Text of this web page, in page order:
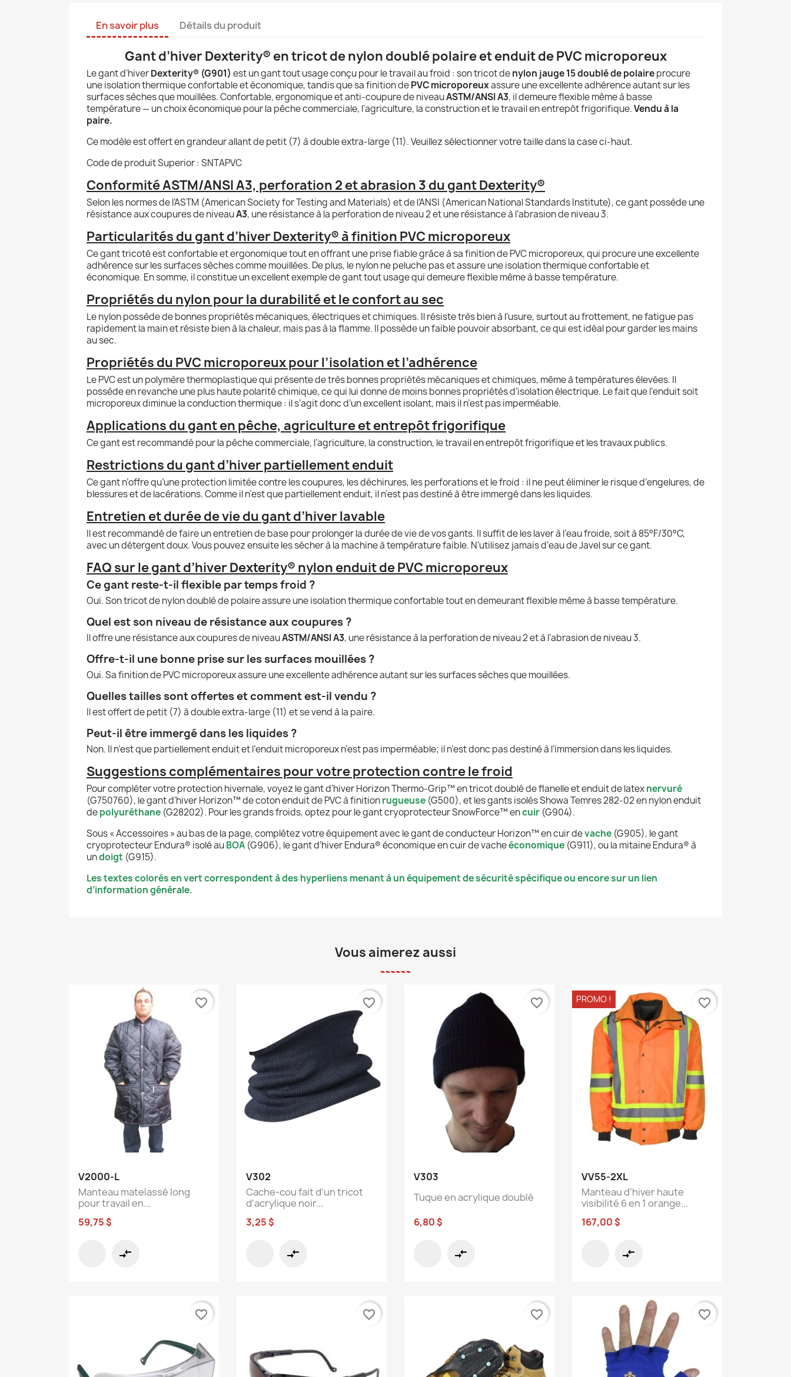
En savoir plus Détails du produit
Gant d’hiver Dexterity® en tricot de nylon doublé polaire et enduit de PVC microporeux
Le gant d’hiverDexterity® (G901) est un gant tout usage conçu pour le travail au froid : son tricot denylon jauge 15 doublé de polaireprocure
une isolation thermique confortable et économique, tandis que sa finition dePVC microporeuxassure une excellente adhérence autant sur les
surfaces sèches que mouillées. Confortable, ergonomique et anti-coupure de niveauASTM/ANSI A3, il demeure flexible même à basse
température — un choix économique pour la pêche commerciale, l’agriculture, la construction et le travail en entrepôt frigorifique.Vendu à la
paire.
Ce modèle est offert en grandeur allant de petit (7) à double extra-large (11). Veuillez sélectionner votre taille dans la case ci-haut.
Code de produit Superior : SNTAPVC
Conformité ASTM/ANSI A3, perforation 2 et abrasion 3 du gant Dexterity®
Selon les normes de l’ASTM (American Society for Testing and Materials) et de l’ANSI (American National Standards Institute), ce gant possède une
résistance aux coupures de niveauA3, une résistance à la perforation de niveau 2 et une résistance à l’abrasion de niveau 3.
Particularités du gant d’hiver Dexterity® à finition PVC microporeux
Ce gant tricoté est confortable et ergonomique tout en offrant une prise fiable grâce à sa finition de PVC microporeux, qui procure une excellente
adhérence sur les surfaces sèches comme mouillées. De plus, le nylon ne peluche pas et assure une isolation thermique confortable et
économique. En somme, il constitue un excellent exemple de gant tout usage qui demeure flexible même à basse température.
Propriétés du nylon pour la durabilité et le confort au sec
Le nylon possède de bonnes propriétés mécaniques, électriques et chimiques. Il résiste très bien à l’usure, surtout au frottement, ne fatigue pas
rapidement la main et résiste bien à la chaleur, mais pas à la flamme. Il possède un faible pouvoir absorbant, ce qui est idéal pour garder les mains
au sec.
Propriétés du PVC microporeux pour l’isolation et l’adhérence
Le PVC est un polymère thermoplastique qui présente de très bonnes propriétés mécaniques et chimiques, même à températures élevées. Il
possède en revanche une plus haute polarité chimique, ce qui lui donne de moins bonnes propriétés d’isolation électrique. Le fait que l’enduit soit
microporeux diminue la conduction thermique : il s’agit donc d’un excellent isolant, mais il n’est pas imperméable.
Applications du gant en pêche, agriculture et entrepôt frigorifique
Ce gant est recommandé pour la pêche commerciale, l’agriculture, la construction, le travail en entrepôt frigorifique et les travaux publics.
Restrictions du gant d’hiver partiellement enduit
Ce gant n’offre qu’une protection limitée contre les coupures, les déchirures, les perforations et le froid : il ne peut éliminer le risque d’engelures, de
blessures et de lacérations. Comme il n’est que partiellement enduit, il n’est pas destiné à être immergé dans les liquides.
Entretien et durée de vie du gant d’hiver lavable
Il est recommandé de faire un entretien de base pour prolonger la durée de vie de vos gants. Il suffit de les laver à l’eau froide, soit à 85°F/30°C,
avec un détergent doux. Vous pouvez ensuite les sécher à la machine à température faible. N’utilisez jamais d’eau de Javel sur ce gant.
FAQ sur le gant d’hiver Dexterity® nylon enduit de PVC microporeux
Ce gant reste-t-il flexible par temps froid ?
Oui. Son tricot de nylon doublé de polaire assure une isolation thermique confortable tout en demeurant flexible même à basse température.
Quel est son niveau de résistance aux coupures ?
Il offre une résistance aux coupures de niveauASTM/ANSI A3, une résistance à la perforation de niveau 2 et à l’abrasion de niveau 3.
Offre-t-il une bonne prise sur les surfaces mouillées ?
Oui. Sa finition de PVC microporeux assure une excellente adhérence autant sur les surfaces sèches que mouillées.
Quelles tailles sont offertes et comment est-il vendu ?
Il est offert de petit (7) à double extra-large (11) et se vend à la paire.
Peut-il être immergé dans les liquides ?
Non. Il n’est que partiellement enduit et l’enduit microporeux n’est pas imperméable; il n’est donc pas destiné à l’immersion dans les liquides.
Suggestions complémentaires pour votre protection contre le froid
Pour compléter votre protection hivernale, voyez le gant d’hiver Horizon Thermo-Grip™ en tricot doublé de flanelle et enduit de latexnervuré
(G750760), le gant d’hiver Horizon™ de coton enduit de PVC à finitionrugueuse (G500), et les gants isolés Showa Temres 282-02 en nylon enduit
depolyuréthane (G28202). Pour les grands froids, optez pour le gant cryoprotecteur SnowForce™ encuir (G904).
Sous « Accessoires » au bas de la page, complétez votre équipement avec le gant de conducteur Horizon™ en cuir devache (G905), le gant
cryoprotecteur Endura® isolé auBOA (G906), le gant d’hiver Endura® économique en cuir de vacheéconomique (G911), ou la mitaine Endura® à
undoigt (G915).
Les textes colorés en vert correspondent à des hyperliens menant à un équipement de sécurité spécifique ou encore sur un lien
d’information générale.
Vous aimerez aussi

V2000-L
Manteau matelassé long
pour travail en...
59,75 $
compare_arrows
favorite_border
V302
Cache-cou fait d’un tricot
d'acrylique noir...
3,25 $
compare_arrows
favorite_border
V303
Tuque en acrylique doublé
6,80 $
compare_arrows
favorite_border
Aperçu rapide
VV55-2XL
Manteau d’hiver haute
visibilité 6 en 1 orange...
167,00 $
compare_arrows
PROMO ! favorite_border
favorite_border favorite_border favorite_border favorite_border